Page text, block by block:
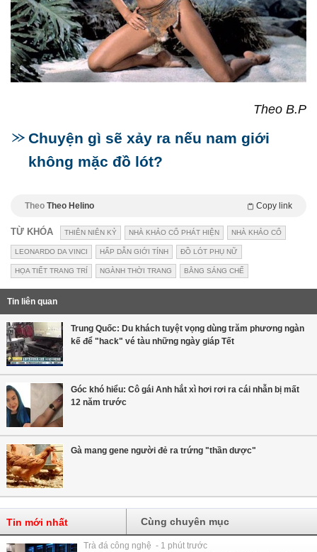
Theo B.P
Chuyện gì sẽ xảy ra nếu nam giới
không mặc đồ lót?
Theo Theo Helino Copy link
TỪ KHÓA THIÊN NIÊN KỶ NHÀ KHẢO CỔ PHÁT HIỆN NHÀ KHẢO CỔ
LEONARDO DA VINCI HẤP DẪN GIỚI TÍNH ĐỒ LÓT PHỤ NỮ
HỌA TIẾT TRANG TRÍ NGÀNH THỜI TRANG BẰNG SÁNG CHẾ
Tin liên quan
Trung Quốc: Du khách tuyệt vọng dùng trăm phương ngàn
kế để "hack" vé tàu những ngày giáp Tết
Góc khó hiểu: Cô gái Anh hắt xì hơi rơi ra cái nhẫn bị mất
12 năm trước
Gà mang gene người đẻ ra trứng "thần dược"
Tin mới nhất Cùng chuyên mục
Trà đá công nghệ - 1 phút trước